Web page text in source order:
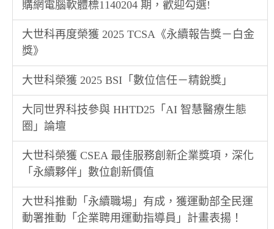
購網電腦軟體標1140204 期，歡迎勾選!
大世科再度榮獲 2025 TCSA《永續報告獎－白金
獎》
大世科榮獲 2025 BSI「數位信任－精銳獎」
大同世界科技參與 HHTD25「AI 智慧醫療生態
圈」論壇
大世科榮獲 CSEA 最佳服務創新企業獎項，深化
「永續夥伴」數位創新價值
大世科推動「永續職場」有成，獲運動部全民運
動署推動「企業聘用運動指導員」計畫表揚！